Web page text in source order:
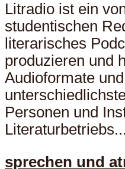
Litradio ist ein
studentischen
literarisches
produzieren und
Audioformate
Personen und
Literaturbetriebs...
sprechen und